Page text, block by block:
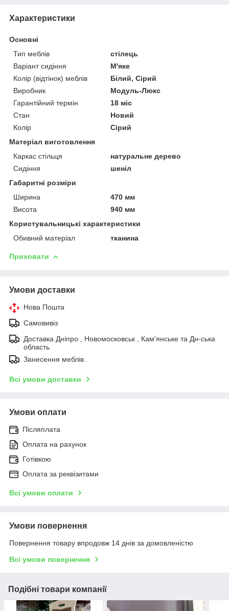
Характеристики
Основні
Тип меблів
стілець
Варіант сидіння
М'яке
Колір (відтінок) меблів
Білий, Сірий
Виробник
Модуль-Люкс
Гарантійний термін
18 міс
Стан
Новий
Колір
Сірий
Матеріал виготовлення
Каркас стільця
натуральне дерево
Сидіння
шеніл
Габаритні розміри
Ширина
470 мм
Висота
940 мм
Користувальницькі характеристики
Обивний матеріал
тканина
Приховати
Умови доставки
Нова Пошта
Самовивіз
Доставка Дніпро , Новомосковськ , Кам'янське та Дн-ська
область
Занесення меблів .
Всі умови доставки
Умови оплати
Післяплата
Оплата на рахунок
Готівкою
Оплата за реквізитами
Всі умови оплати
Умови повернення
Повернення товару впродовж 14 днів за домовленістю
Всі умови повернення
Подібні товари компанії